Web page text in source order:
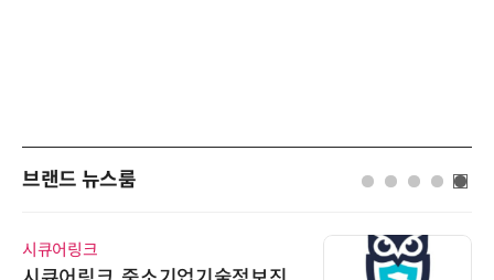
브랜드 뉴스룸
시큐어링크